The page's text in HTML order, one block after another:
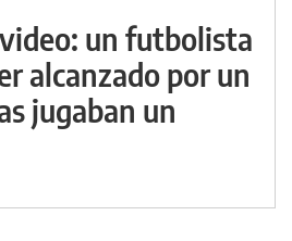
un futbolista
alcanzado por un
jugaban un